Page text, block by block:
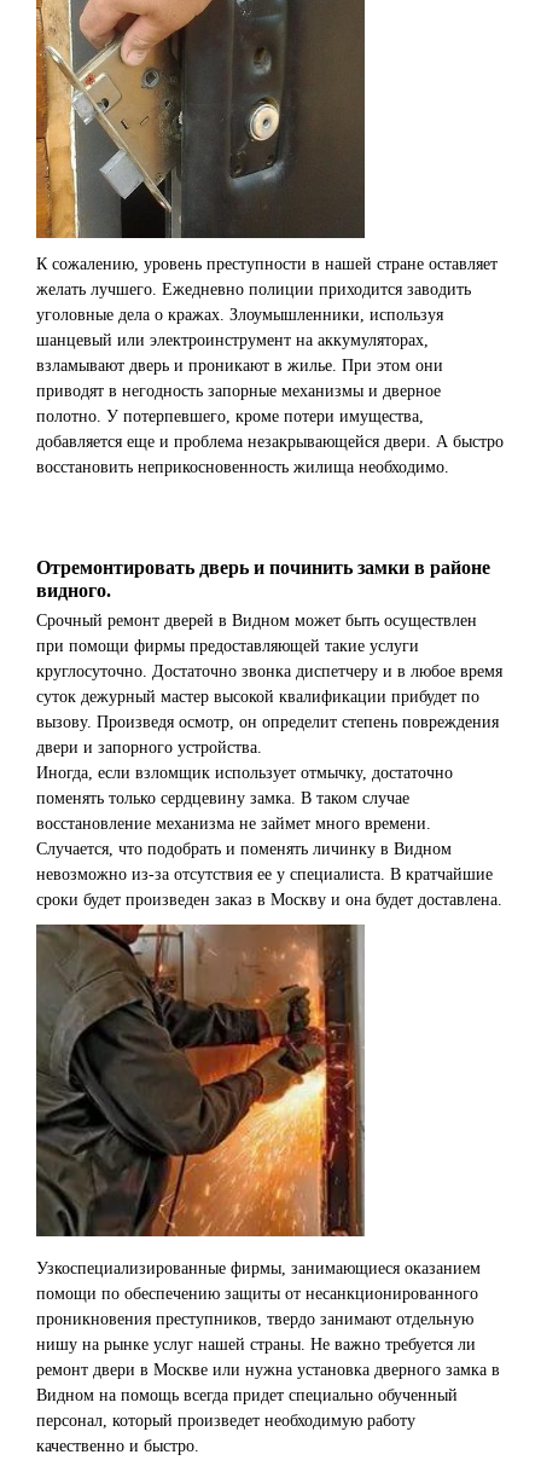
К сожалению, уровень преступности в нашей стране оставляет
желать лучшего. Ежедневно полиции приходится заводить
уголовные дела о кражах. Злоумышленники, используя
шанцевый или электроинструмент на аккумуляторах,
взламывают дверь и проникают в жилье. При этом они
приводят в негодность запорные механизмы и дверное
полотно. У потерпевшего, кроме потери имущества,
добавляется еще и проблема незакрывающейся двери. А быстро
восстановить неприкосновенность жилища необходимо.
Отремонтировать дверь и починить замки в районе
видного.
Срочный ремонт дверей в Видном может быть осуществлен
при помощи фирмы предоставляющей такие услуги
круглосуточно. Достаточно звонка диспетчеру и в любое время
суток дежурный мастер высокой квалификации прибудет по
вызову. Произведя осмотр, он определит степень повреждения
двери и запорного устройства.
Иногда, если взломщик использует отмычку, достаточно
поменять только сердцевину замка. В таком случае
восстановление механизма не займет много времени.
Случается, что подобрать и поменять личинку в Видном
невозможно из-за отсутствия ее у специалиста. В кратчайшие
сроки будет произведен заказ в Москву и она будет доставлена.
Узкоспециализированные фирмы, занимающиеся оказанием
помощи по обеспечению защиты от несанкционированного
проникновения преступников, твердо занимают отдельную
нишу на рынке услуг нашей страны. Не важно требуется ли
ремонт двери в Москве или нужна установка дверного замка в
Видном на помощь всегда придет специально обученный
персонал, который произведет необходимую работу
качественно и быстро.